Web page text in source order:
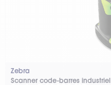
Zebra
Scanner code-barres industriel